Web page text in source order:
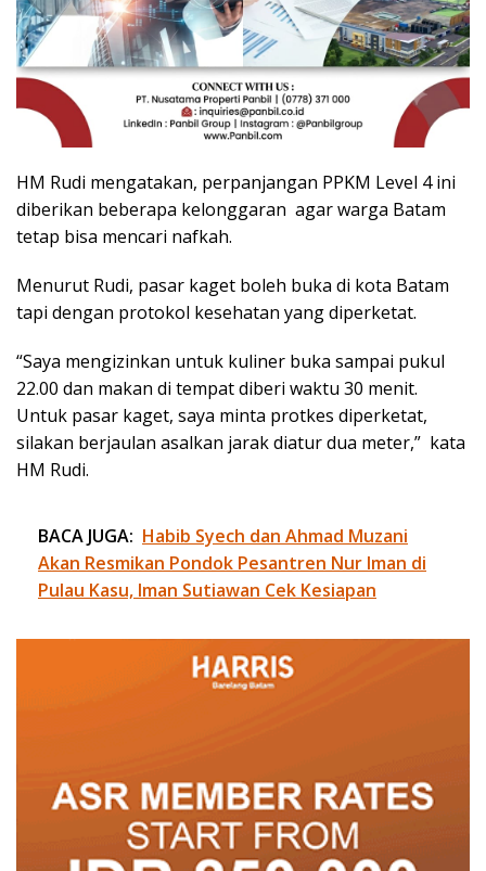
HM Rudi mengatakan, perpanjangan PPKM Level 4 ini
diberikan beberapa kelonggaran agar warga Batam
tetap bisa mencari nafkah.
Menurut Rudi, pasar kaget boleh buka di kota Batam
tapi dengan protokol kesehatan yang diperketat.
“Saya mengizinkan untuk kuliner buka sampai pukul
22.00 dan makan di tempat diberi waktu 30 menit.
Untuk pasar kaget, saya minta protkes diperketat,
silakan berjaulan asalkan jarak diatur dua meter,” kata
HM Rudi.
BACA JUGA: Habib Syech dan Ahmad Muzani
Akan Resmikan Pondok Pesantren Nur Iman di
Pulau Kasu, Iman Sutiawan Cek Kesiapan